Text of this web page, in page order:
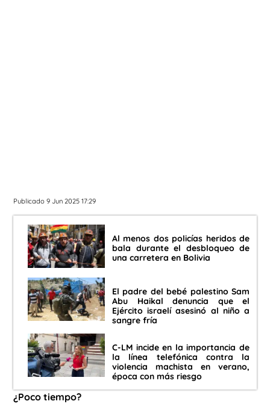
Publicado 9 Jun 2025 17:29
Al menos dos policías heridos de
bala durante el desbloqueo de
una carretera en Bolivia
El padre del bebé palestino Sam
Abu Haikal denuncia que el
Ejército israelí asesinó al niño a
sangre fría
C-LM incide en la importancia de
la línea telefónica contra la
violencia machista en verano,
época con más riesgo
¿Poco tiempo?